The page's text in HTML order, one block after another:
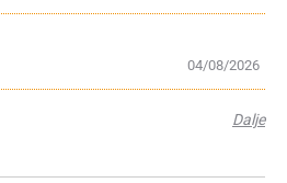
04/08/2026
Dalje